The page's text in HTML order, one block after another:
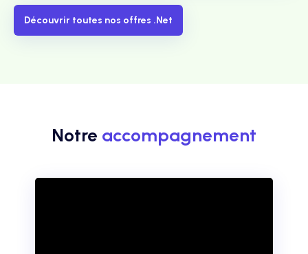
Découvrir toutes nos offres .Net
Notre accompagnement